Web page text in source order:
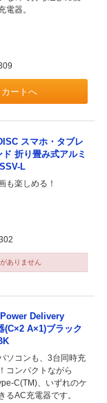
電器。
カートへ
スマホ・タブレ
折り畳み式アルミ
L
も楽しめる！
ありません
Delivery
(C×2 A×1)ブラック
ソコンも、3台同時充
コンパクトながら
C(TM)、いずれのケ
るAC充電器です。